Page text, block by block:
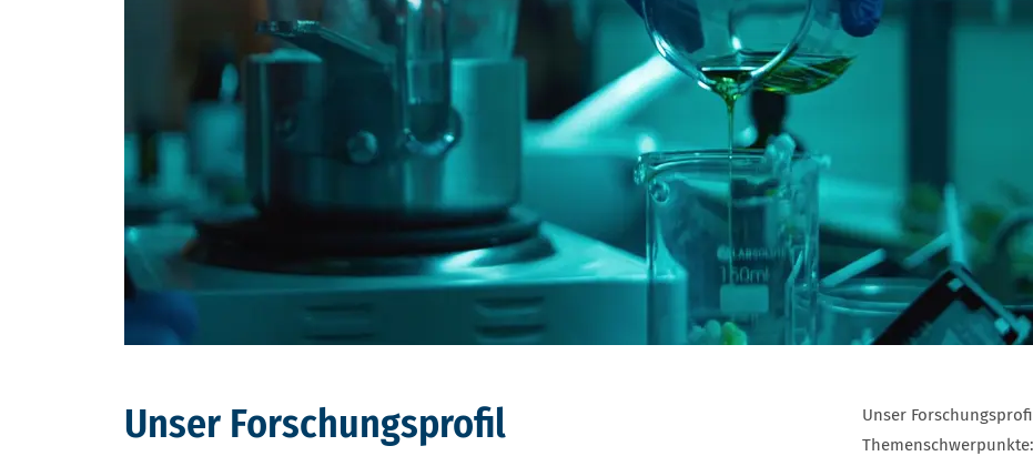
Unser Forschungsprofil
Unser
Themenschwerpunkte: